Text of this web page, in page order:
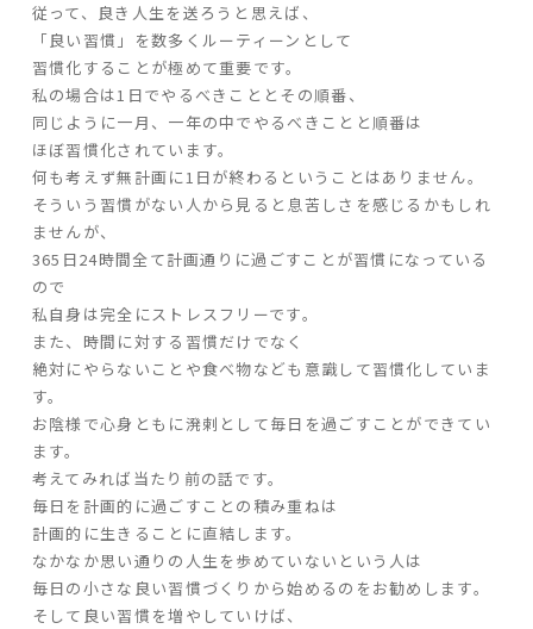
暮らしの器
従って、良き人生を送ろうと思えば、
「良い習慣」を数多くルーティーンとして
習慣化することが極めて重要です。
私の場合は1日でやるべきこととその順番、
同じように一月、一年の中でやるべきことと順番は
ほぼ習慣化されています。
何も考えず無計画に1日が終わるということはありません。
そういう習慣がない人から見ると息苦しさを感じるかもしれ
ませんが、
365日24時間全て計画通りに過ごすことが習慣になっている
ので
私自身は完全にストレスフリーです。
また、時間に対する習慣だけでなく
絶対にやらないことや食べ物なども意識して習慣化していま
す。
お陰様で心身ともに溌剌として毎日を過ごすことができてい
ます。
考えてみれば当たり前の話です。
毎日を計画的に過ごすことの積み重ねは
計画的に生きることに直結します。
なかなか思い通りの人生を歩めていないという人は
毎日の小さな良い習慣づくりから始めるのをお勧めします。
そして良い習慣を増やしていけば、